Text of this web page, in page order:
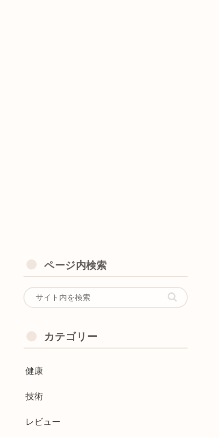
ページ内検索
カテゴリー
健康
技術
レビュー